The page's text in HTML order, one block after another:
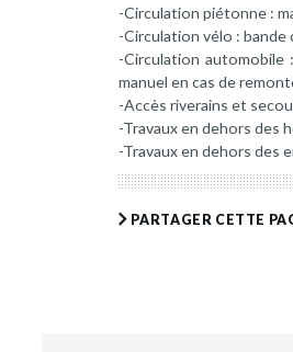
-Circulation piétonne :
-Circulation vélo : bande
-Circulation automobile
manuel en cas de
-Accès riverains et
-Travaux en dehors des
-Travaux en dehors des
PARTAGER CETTE